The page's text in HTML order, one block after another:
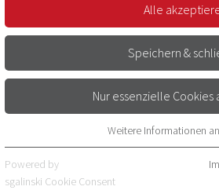
(IT Lehre)
Alle
Speichern &
Nur essenzielle
Essenzielle Cookies werden für
benötigt. Dadurch ist gewährleistet, dass die
Weitere Informationen
Powered by
sgalinski Cookie Consent